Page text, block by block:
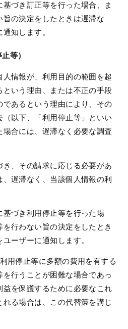
づき訂正等を行った場合、ま
旨の決定をしたときは遅滞な
知します。
等）
情報が、利用目的の範囲を超
という理由、または不正の手段
であるという理由により、その
以下、「利用停止等」といい
場合には、遅滞なく必要な調査
、その請求に応じる必要があ
遅滞なく、当該個人情報の利
基づき利用停止等を行った場
行わない旨の決定をしたとき
ーザーに通知します。
用停止等に多額の費用を有する
行うことが困難な場合であっ
益を保護するために必要なこれ
る場合は、この代替策を講じ